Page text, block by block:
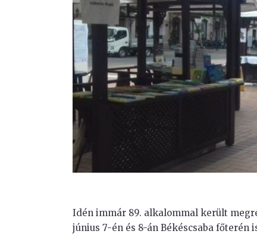
Idén immár 89. alkalommal került
június 7-én és 8-án Békéscsaba